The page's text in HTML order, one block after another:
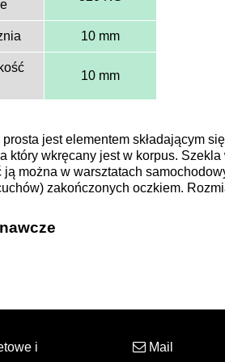
10 mm
10 mm
jest elementem składającym
który wkręcany jest w korpus.
ją można w warsztatach
zakończonych oczkiem.
i
Mail